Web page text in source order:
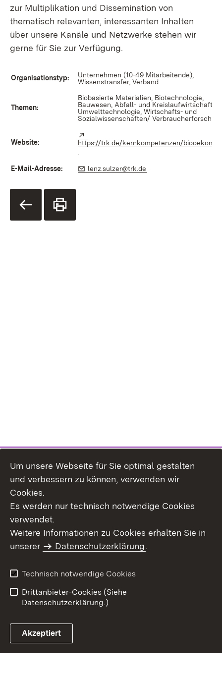
zur Multiplikation und Dissemination von
thematisch relevanten, interessanten Inhalten
über unsere Kanäle und Netzwerke stehen wir
gerne für Sie zur Verfügung.
Organisationstyp:
Unternehmen (10-49 Mitarbeitende),
Wissenstransfer, Verband
Themen:
Biobasierte Materialien, Biotechnologie,
Bauwesen, Abfall- und Kreislaufwirtschaft,
Umwelttechnologie, Wirtschafts- und
Sozialwissenschaften/
Website:
https://trk.de/kernkompetenzen/
E-Mail-Adresse: E-Mail:
lenz.sulzer@trk.de
Themenübersicht
Barrierefreiheit
Um unsere Webseite für Sie optimal gestalten
und verbessern zu können, verwenden wir
Cookies.
Es werden nur technisch notwendige Cookies
verwendet.
Weitere Informationen zu Cookies erhalten Sie in
unserer
Datenschutzerklärung.
Technisch notwendige Cookies
Drittanbieter-Cookies (Siehe
Datenschutzerklärung.)
Akzeptiert